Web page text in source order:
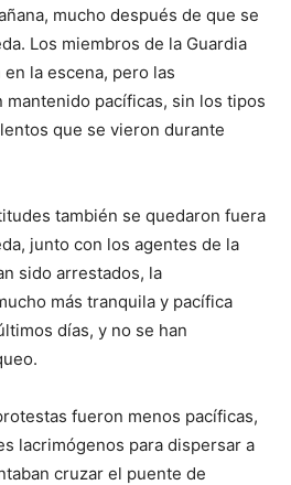
mucho después de que se
Los miembros de la Guardia
la escena, pero las
mantenido pacíficas, sin los tipos
que se vieron durante
también se quedaron fuera
junto con los agentes de la
sido arrestados, la
más tranquila y pacífica
días, y no se han
fueron menos pacíficas,
lacrimógenos para dispersar a
cruzar el puente de